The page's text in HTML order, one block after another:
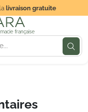
livraison gratuite
française